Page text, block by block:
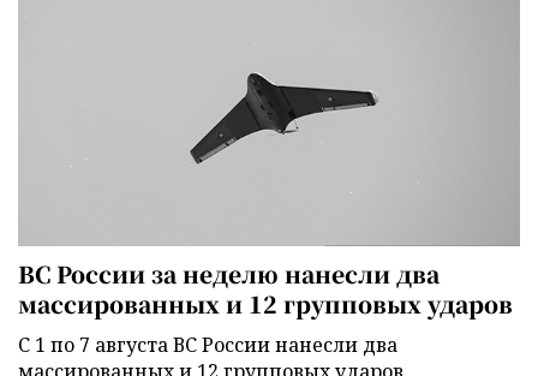
ВС России за неделю нанесли два
массированных и 12 групповых ударов
С 1 по 7 августа ВС России нанесли два